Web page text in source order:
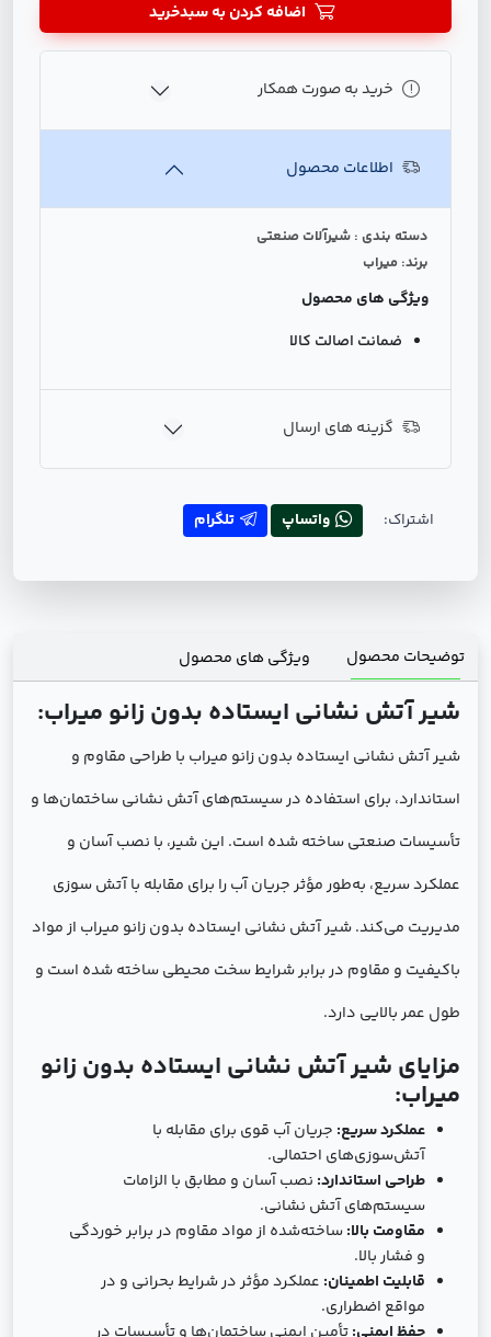
اضافه کردن به سبدخرید
خرید به صورت همکار
اطلاعات محصول
دسته بندی : شیرآلات صنعتی
برند: میراب
ویژگی های محصول
ضمانت اصالت کالا
گزینه های ارسال
اشتراک: واتساپ تلگرام
توضیحات محصول ویژگی های محصول
شیر آتش نشانی ایستاده بدون زانو میراب:
شیر آتش نشانی ایستاده بدون زانو میراب با طراحی مقاوم و
استاندارد، برای استفاده در سیستم‌های آتش نشانی ساختمان‌ها و
تأسیسات صنعتی ساخته شده است. این شیر، با نصب آسان و
عملکرد سریع، به‌طور مؤثر جریان آب را برای مقابله با آتش سوزی
مدیریت می‌کند. شیر آتش نشانی ایستاده بدون زانو میراب از مواد
باکیفیت و مقاوم در برابر شرایط سخت محیطی ساخته شده است و
طول عمر بالایی دارد.
مزایای شیر آتش نشانی ایستاده بدون زانو
میراب:
عملکرد سریع: جریان آب قوی برای مقابله با
آتش‌سوزی‌های احتمالی.
طراحی استاندارد: نصب آسان و مطابق با الزامات
سیستم‌های آتش نشانی.
مقاومت بالا:ساخته‌شده از مواد مقاوم در برابر خوردگی
و فشار بالا.
قابلیت اطمینان: عملکرد مؤثر در شرایط بحرانی و در
مواقع اضطراری.